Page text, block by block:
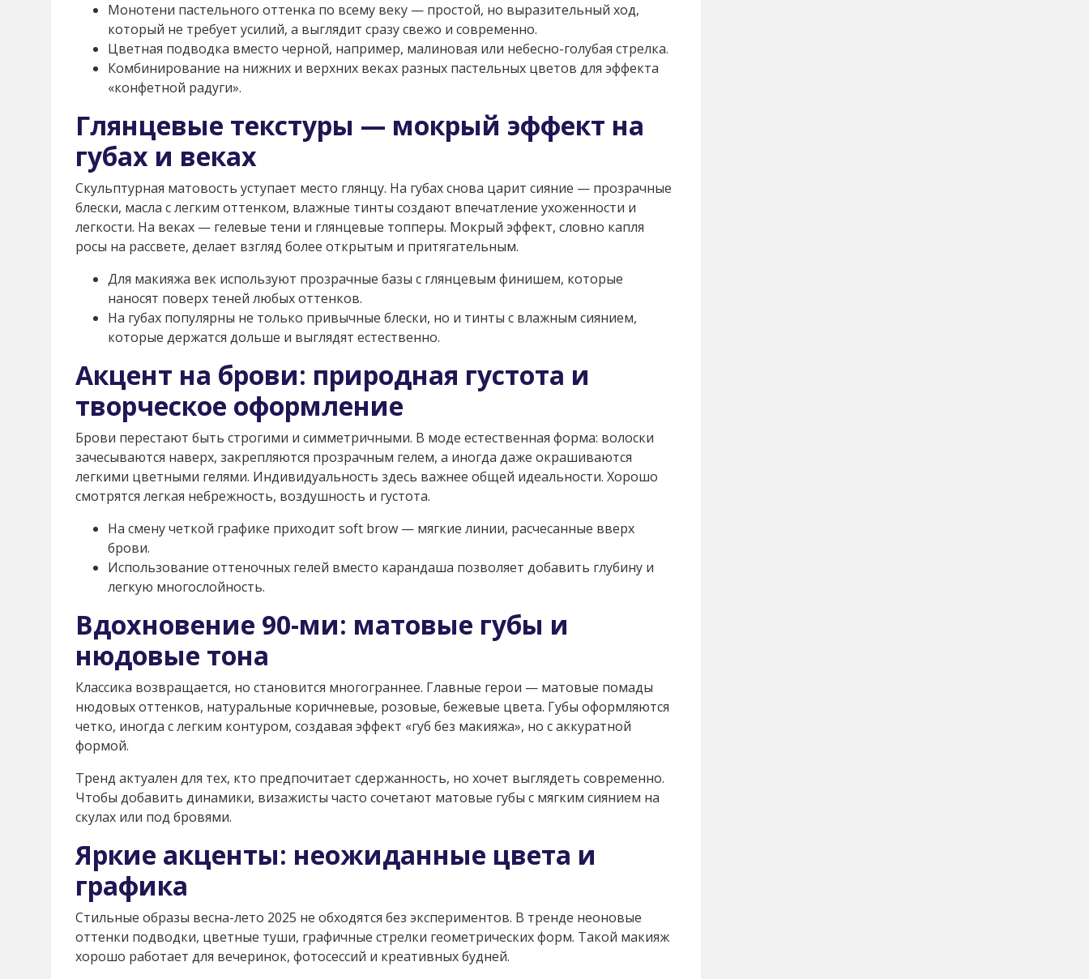
Монотени пастельного оттенка по всему веку — простой, но выразительный ход,
который не требует усилий, а выглядит сразу свежо и современно.
Цветная подводка вместо черной, например, малиновая или небесно-голубая стрелка.
Комбинирование на нижних и верхних веках разных пастельных цветов для эффекта
«конфетной радуги».
Глянцевые текстуры — мокрый эффект на
губах и веках
Скульптурная матовость уступает место глянцу. На губах снова царит сияние — прозрачные
блески, масла с легким оттенком, влажные тинты создают впечатление ухоженности и
легкости. На веках — гелевые тени и глянцевые топперы. Мокрый эффект, словно капля
росы на рассвете, делает взгляд более открытым и притягательным.
Для макияжа век используют прозрачные базы с глянцевым финишем, которые
наносят поверх теней любых оттенков.
На губах популярны не только привычные блески, но и тинты с влажным сиянием,
которые держатся дольше и выглядят естественно.
Акцент на брови: природная густота и
творческое оформление
Брови перестают быть строгими и симметричными. В моде естественная форма: волоски
зачесываются наверх, закрепляются прозрачным гелем, а иногда даже окрашиваются
легкими цветными гелями. Индивидуальность здесь важнее общей идеальности. Хорошо
смотрятся легкая небрежность, воздушность и густота.
На смену четкой графике приходит soft brow — мягкие линии, расчесанные вверх
брови.
Использование оттеночных гелей вместо карандаша позволяет добавить глубину и
легкую многослойность.
Вдохновение 90-ми: матовые губы и
нюдовые тона
Классика возвращается, но становится многограннее. Главные герои — матовые помады
нюдовых оттенков, натуральные коричневые, розовые, бежевые цвета. Губы оформляются
четко, иногда с легким контуром, создавая эффект «губ без макияжа», но с аккуратной
формой.
Тренд актуален для тех, кто предпочитает сдержанность, но хочет выглядеть современно.
Чтобы добавить динамики, визажисты часто сочетают матовые губы с мягким сиянием на
скулах или под бровями.
Яркие акценты: неожиданные цвета и
графика
Стильные образы весна-лето 2025 не обходятся без экспериментов. В тренде неоновые
оттенки подводки, цветные туши, графичные стрелки геометрических форм. Такой макияж
хорошо работает для вечеринок, фотосессий и креативных будней.